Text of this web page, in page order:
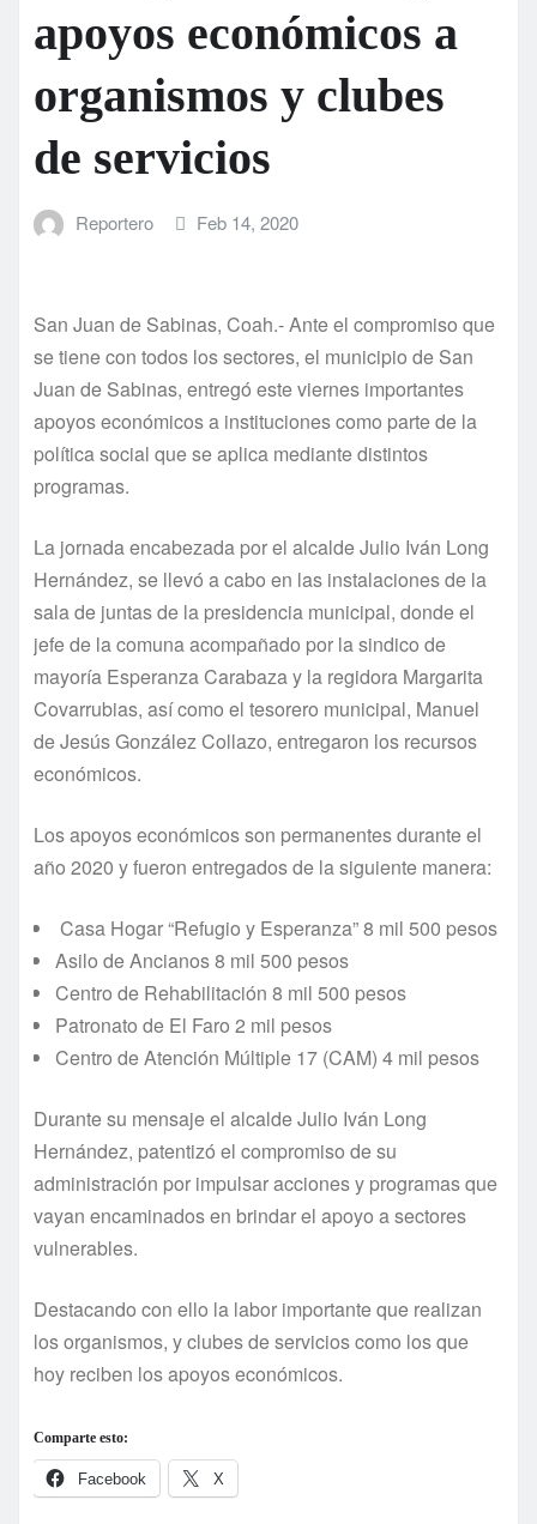
apoyos económicos a
organismos y clubes
de servicios
Reportero Feb 14, 2020
San Juan de Sabinas, Coah.- Ante el compromiso que
se tiene con todos los sectores, el municipio de San
Juan de Sabinas, entregó este viernes importantes
apoyos económicos a instituciones como parte de la
política social que se aplica mediante distintos
programas.
La jornada encabezada por el alcalde Julio Iván Long
Hernández, se llevó a cabo en las instalaciones de la
sala de juntas de la presidencia municipal, donde el
jefe de la comuna acompañado por la sindico de
mayoría Esperanza Carabaza y la regidora Margarita
Covarrubias, así como el tesorero municipal, Manuel
de Jesús González Collazo, entregaron los recursos
económicos.
Los apoyos económicos son permanentes durante el
año 2020 y fueron entregados de la siguiente manera:
Casa Hogar “Refugio y Esperanza” 8 mil 500 pesos
Asilo de Ancianos 8 mil 500 pesos
Centro de Rehabilitación 8 mil 500 pesos
Patronato de El Faro 2 mil pesos
Centro de Atención Múltiple 17 (CAM) 4 mil pesos
Durante su mensaje el alcalde Julio Iván Long
Hernández, patentizó el compromiso de su
administración por impulsar acciones y programas que
vayan encaminados en brindar el apoyo a sectores
vulnerables.
Destacando con ello la labor importante que realizan
los organismos, y clubes de servicios como los que
hoy reciben los apoyos económicos.
Comparte esto:
Facebook X